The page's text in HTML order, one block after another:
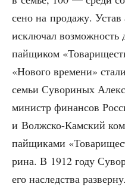
се­но на про­да­жу.
исклю­чал воз­мож­ность
пай­щи­ком
«Ново­го вре­ме­ни»
семьи Суво­ри­ных
министр финан­сов
и Волж­ско-Кам­ский
пай­щи­ка­ми
ри­на. В 1912 году
его наслед­ства